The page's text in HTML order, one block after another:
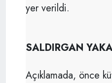
yer verildi.
SALDIRGAN
Açıklamada, önce